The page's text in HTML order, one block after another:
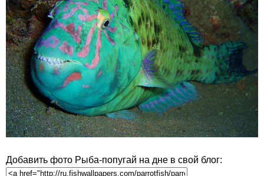
Добавить фото Рыба-попугай на дне в свой блог: